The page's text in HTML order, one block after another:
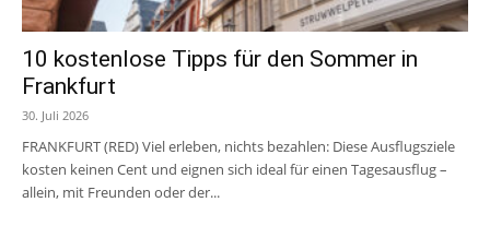
10 kostenlose Tipps für den Sommer in
Frankfurt
30. Juli 2026
FRANKFURT (RED) Viel erleben, nichts bezahlen: Diese Ausflugsziele
kosten keinen Cent und eignen sich ideal für einen Tagesausflug –
allein, mit Freunden oder der...